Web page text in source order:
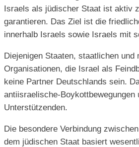
Israels als jüdischer Staat ist aktiv
garantieren. Das Ziel ist die
innerhalb Israels sowie Israels mit
Diejenigen Staaten, staatlichen und
Organisationen, die Israel als
keine Partner Deutschlands sein.
antiisraelische-Boykottbewegungen
Unterstützenden.
Die besondere Verbindung
dem jüdischen Staat basiert